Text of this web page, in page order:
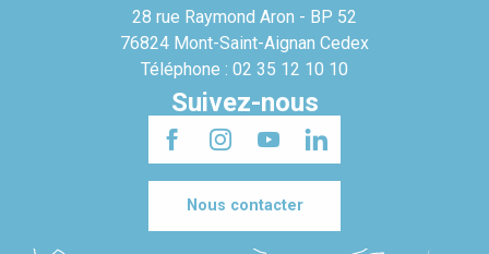
28 rue Raymond Aron - BP 52
76824 Mont-Saint-Aignan Cedex
Téléphone : 02 35 12 10 10
Suivez-nous
Nous contacter